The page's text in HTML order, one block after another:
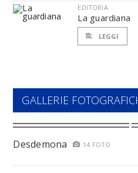
EDITORIA
La guardiana
LEGGI
GALLERIE
Desdemona 14 FOTO